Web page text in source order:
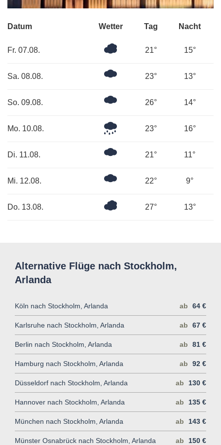
Datum Wetter Tag Nacht
Fr. 07.08.
Überwiegend
21° 15°
Sa. 08.08. 23° 13°
So. 09.08. 26° 14°
Mo. 10.08. 23° 16°
Di. 11.08. 21° 11°
Mi. 12.08. 22° 9°
Do. 13.08. 27° 13°
Alternative Flüge nach Stockholm,
Arlanda
Köln nach Stockholm, Arlanda ab 64 €
Karlsruhe nach Stockholm, Arlanda ab 67 €
Berlin nach Stockholm, Arlanda ab 81 €
Hamburg nach Stockholm, Arlanda ab 92 €
Düsseldorf nach Stockholm, Arlanda ab 130 €
Hannover nach Stockholm, Arlanda ab 135 €
München nach Stockholm, Arlanda ab 143 €
Münster Osnabrück nach Stockholm, Arlanda ab 150 €